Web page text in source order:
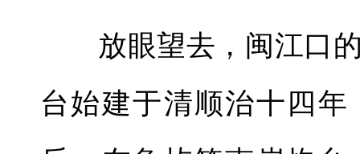
放眼望去，闽江口
台始建于清顺治十四年